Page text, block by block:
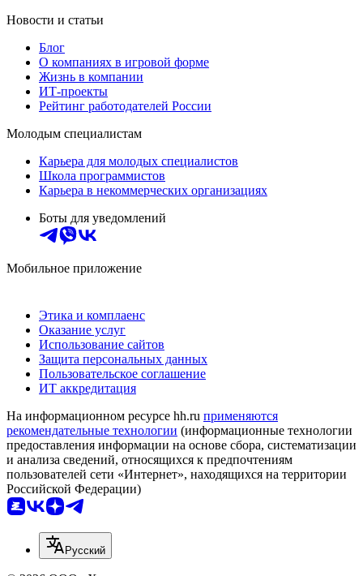
Новости и статьи
Блог
О компаниях в игровой форме
Жизнь в компании
ИТ-проекты
Рейтинг работодателей России
Молодым специалистам
Карьера для молодых специалистов
Школа программистов
Карьера в некоммерческих организациях
Боты для уведомлений
Мобильное приложение
Этика и комплаенс
Оказание услуг
Использование сайтов
Защита персональных данных
Пользовательское соглашение
ИТ аккредитация
На информационном ресурсе hh.ru применяются
рекомендательные технологии (информационные технологии
предоставления информации на основе сбора, систематизации
и анализа сведений, относящихся к предпочтениям
пользователей сети «Интернет», находящихся на территории
Российской Федерации)
Русский